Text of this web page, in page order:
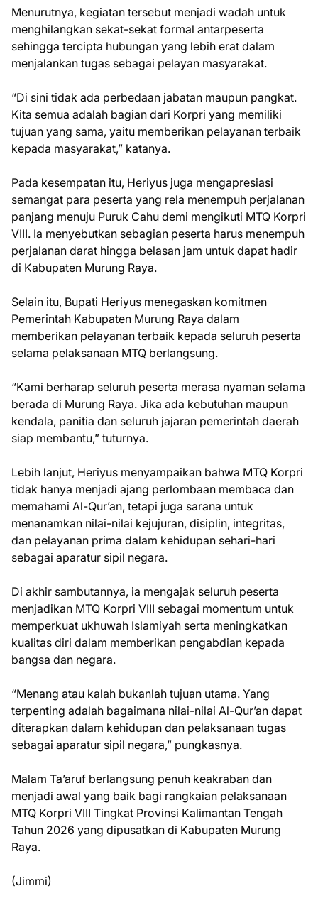
Menurutnya, kegiatan tersebut menjadi wadah untuk
menghilangkan sekat-sekat formal antarpeserta
sehingga tercipta hubungan yang lebih erat dalam
menjalankan tugas sebagai pelayan masyarakat.
“Di sini tidak ada perbedaan jabatan maupun pangkat.
Kita semua adalah bagian dari Korpri yang memiliki
tujuan yang sama, yaitu memberikan pelayanan terbaik
kepada masyarakat,” katanya.
Pada kesempatan itu, Heriyus juga mengapresiasi
semangat para peserta yang rela menempuh perjalanan
panjang menuju Puruk Cahu demi mengikuti MTQ Korpri
VIII. Ia menyebutkan sebagian peserta harus menempuh
perjalanan darat hingga belasan jam untuk dapat hadir
di Kabupaten Murung Raya.
Selain itu, Bupati Heriyus menegaskan komitmen
Pemerintah Kabupaten Murung Raya dalam
memberikan pelayanan terbaik kepada seluruh peserta
selama pelaksanaan MTQ berlangsung.
“Kami berharap seluruh peserta merasa nyaman selama
berada di Murung Raya. Jika ada kebutuhan maupun
kendala, panitia dan seluruh jajaran pemerintah daerah
siap membantu,” tuturnya.
Lebih lanjut, Heriyus menyampaikan bahwa MTQ Korpri
tidak hanya menjadi ajang perlombaan membaca dan
memahami Al-Qur’an, tetapi juga sarana untuk
menanamkan nilai-nilai kejujuran, disiplin, integritas,
dan pelayanan prima dalam kehidupan sehari-hari
sebagai aparatur sipil negara.
Di akhir sambutannya, ia mengajak seluruh peserta
menjadikan MTQ Korpri VIII sebagai momentum untuk
memperkuat ukhuwah Islamiyah serta meningkatkan
kualitas diri dalam memberikan pengabdian kepada
bangsa dan negara.
“Menang atau kalah bukanlah tujuan utama. Yang
terpenting adalah bagaimana nilai-nilai Al-Qur’an dapat
diterapkan dalam kehidupan dan pelaksanaan tugas
sebagai aparatur sipil negara,” pungkasnya.
Malam Ta’aruf berlangsung penuh keakraban dan
menjadi awal yang baik bagi rangkaian pelaksanaan
MTQ Korpri VIII Tingkat Provinsi Kalimantan Tengah
Tahun 2026 yang dipusatkan di Kabupaten Murung
Raya.
(Jimmi)